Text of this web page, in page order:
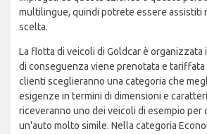
multilingue, quindi potrete essere assistiti
scelta.
La flotta di veicoli di Goldcar è organizzata
di conseguenza viene prenotata e tariffata
clienti sceglieranno una categoria che
esigenze in termini di dimensioni e
riceveranno uno dei veicoli di esempio per
un'auto molto simile. Nella categoria